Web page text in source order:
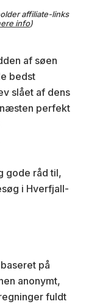
affiliate-links
info)
af søen
bedst
slået af dens
perfekt
gode råd til,
i Hverfjall-
på
anonymt,
fuldt